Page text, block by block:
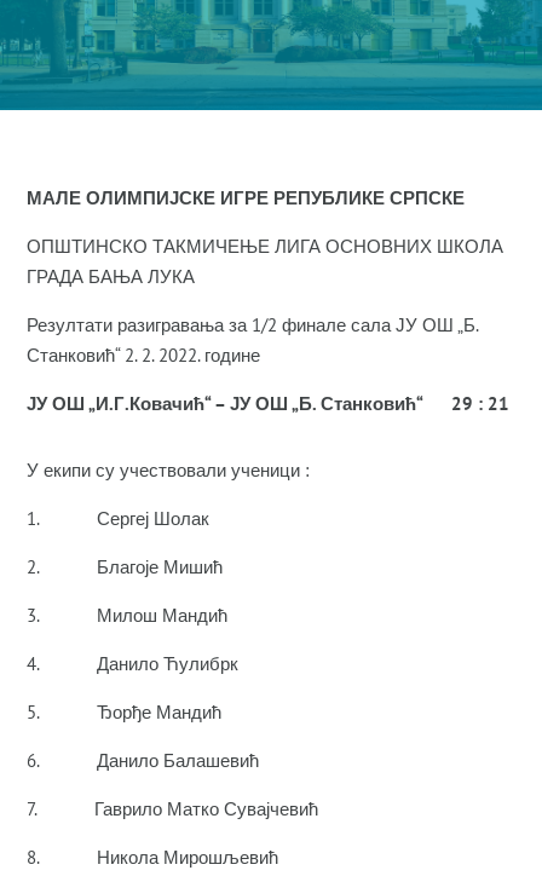
МАЛЕ ОЛИМПИЈСКЕ ИГРЕ РЕПУБЛИКЕ СРПСКЕ
ОПШТИНСКО ТАКМИЧЕЊЕ ЛИГА ОСНОВНИХ ШКОЛА
ГРАДА БАЊА ЛУКА
Резултати разигравања за 1/2 финале сала ЈУ ОШ „Б.
Станковић“ 2. 2. 2022. године
ЈУ ОШ „И.Г.Ковачић“ – ЈУ ОШ „Б. Станковић“ 29 : 21
У екипи су учествовали ученици :
1. Сергеј Шолак
2. Благоје Мишић
3. Милош Мандић
4. Данило Ћулибрк
5. Ђорђе Мандић
6. Данило Балашевић
7. Гаврило Матко Сувајчевић
8. Никола Мирошљевић